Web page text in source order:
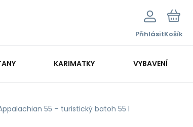
PřihlásitKošík
KARIMATKY VYBAVENÍ
55 – turistický batoh 55 l